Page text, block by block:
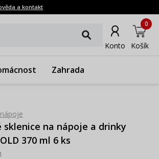
a kontakt
Konto Košík
0
Zahrada
sklenice na nápoje a drinky
370 ml 6 ks